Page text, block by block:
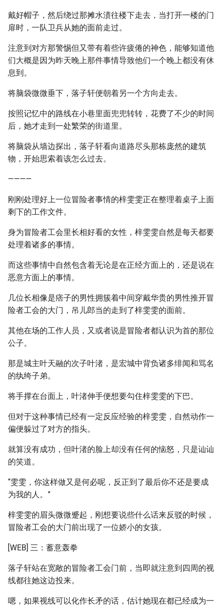
戴好帽子，然后绕过那摊水渍往楼下走去，当打开一楼的门
扉时，一队卫兵从她的面前走过。
注意到对方那警惕但又带有着些许疲倦的神色，能够知道他
们大概是因为昨天晚上那件事情导致他们一个晚上都没有休
息到。
将脑袋微微垂下，落子轩便朝着另一个方向走去。
按照记忆中的路线在小巷里面兜兜转转，花费了不少的时间
后，她才走到一处繁荣的街道里。
将脑袋从墙边探出，落子轩看向道路尽头那栋庞然的建筑
物，开始思索着该怎么过去。
————
刚刚处理好上一位冒险者事情的梓雯雯正在整理着桌子上面
剩下的工作文件。
身为冒险者工会里长相好看的女性，梓雯雯自然是每天都要
处理着诸多的事情。
而这些事情中自然包含着无论是在正经方面上的，还是说在
恶意方面上的事情。
几位长相像是痞子的男性拥簇着中间穿戴华贵的男性推开冒
险者工会的大门，吊儿郎当的走到了梓雯雯的面前。
其他在场的工作人员，又或者说是冒险者都认识为首的那位
公子。
那是城主叶天融的次子叶渚，是宏城中背负诸多绯闻和骂名
的纨绔子弟。
将手撑在台面上，叶渚伸手便想要勾住梓雯雯的下巴。
但对于这种事情已经有一定反应经验的梓雯雯，自然动作一
偏便躲过了对方的指头。
就算没有成功，但叶渚的脸上却没有任何的恼怒，只是讪讪
的笑道。
“雯雯，你这样做又是何必呢，反正到了最后你不还是要成
为我的人。”
梓雯雯的眉头微微蹙起，刚想要说些什么话来反驳的时候，
冒险者工会的大门前出现了一位娇小的女孩。
[WEB] 三：蓄意轰拳
落子轩站在宽敞的冒险者工会门前，当即就注意到四周的视
线都往她这边投来。
嗯，如果视线可以化作长矛的话，估计她现在都已经成为一